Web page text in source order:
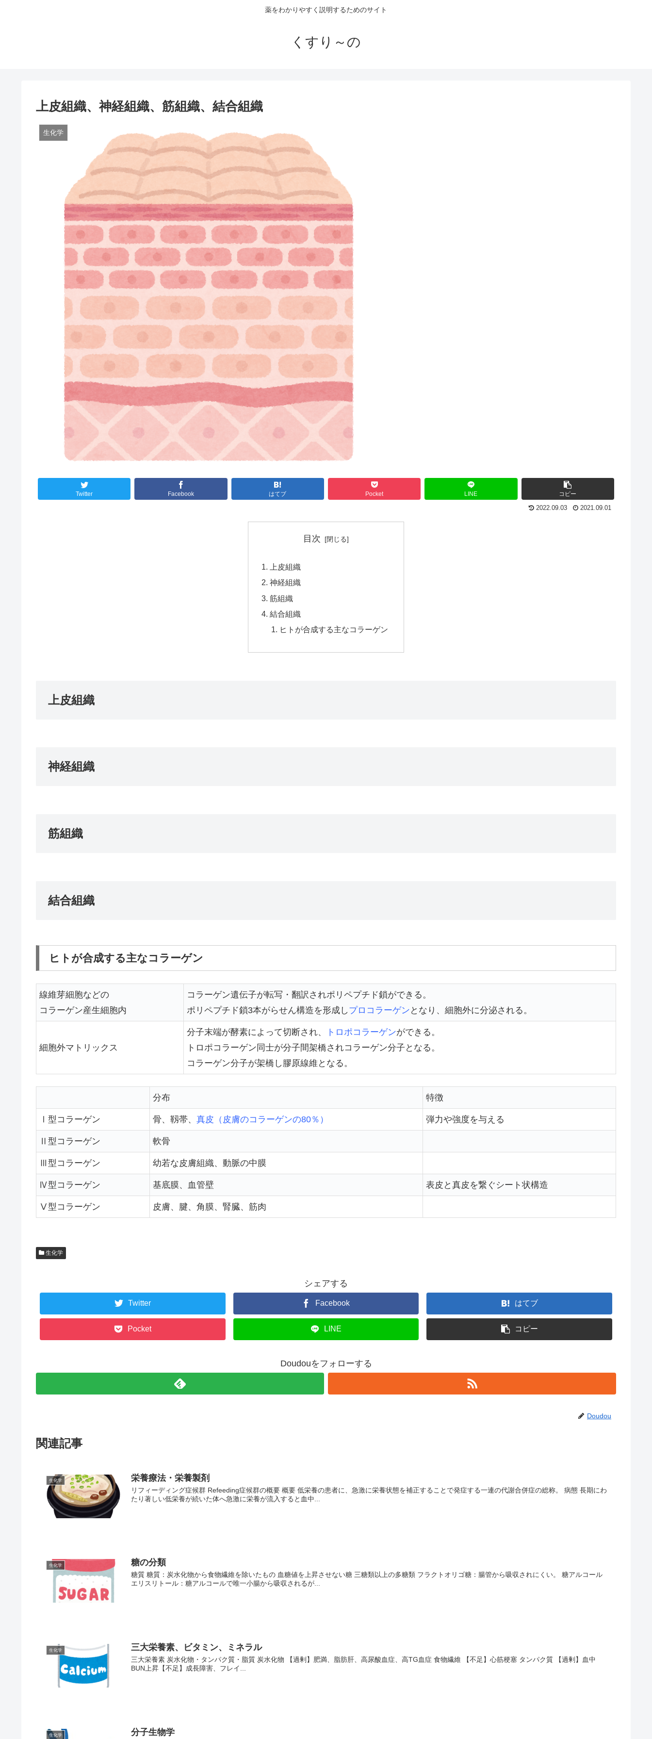
薬をわかりやすく説明するためのサイト
くすり～の
上皮組織、神経組織、筋組織、結合組織
生化学
Twitter Facebook はてブ Pocket LINE コピー
2022.09.03 2021.09.01
目次
上皮組織
神経組織
筋組織
結合組織
ヒトが合成する主なコラーゲン
上皮組織
神経組織
筋組織
結合組織
ヒトが合成する主なコラーゲン
線維芽細胞などの
コラーゲン産生細胞内
コラーゲン遺伝子が転写・翻訳されポリペプチド鎖ができる。
ポリペプチド鎖3本がらせん構造を形成し プロコラーゲン となり、細胞外に分泌される。
細胞外マトリックス
分子末端が酵素によって切断され、 トロポコラーゲンができる。
トロポコラーゲン同士が分子間架橋されコラーゲン分子となる。
コラーゲン分子が架橋し膠原線維となる。
分布 特徴
Ⅰ型コラーゲン 骨、靱帯、 真皮（皮膚のコラーゲンの80％） 弾力や強度を与える
Ⅱ型コラーゲン 軟骨
Ⅲ型コラーゲン 幼若な皮膚組織、動脈の中膜
Ⅳ型コラーゲン 基底膜、血管壁 表皮と真皮を繋ぐシート状構造
Ⅴ型コラーゲン 皮膚、腱、角膜、腎臓、筋肉
生化学
シェアする
Twitter Facebook はてブ
Pocket LINE コピー
Doudouをフォローする
Doudou
関連記事
生化学 栄養療法・栄養製剤
リフィーディング症候群 Refeeding症候群の概要 概要 低栄養の患者に、急激に栄養状態を補正することで発症する一連の代謝合併症の総称。 病態 長期にわ
たり著しい低栄養が続いた体へ急激に栄養が流入すると血中...
生化学 糖の分類
糖質 糖質：炭水化物から食物繊維を除いたもの 血糖値を上昇させない糖 三糖類以上の多糖類 フラクトオリゴ糖：腸管から吸収されにくい。 糖アルコール
エリスリトール：糖アルコールで唯一小腸から吸収されるが...
生化学 三大栄養素、ビタミン、ミネラル
三大栄養素 炭水化物・タンパク質・脂質 炭水化物 【過剰】肥満、脂肪肝、高尿酸血症、高TG血症 食物繊維 【不足】心筋梗塞 タンパク質 【過剰】血中
BUN上昇【不足】成長障害、フレイ...
生化学 分子生物学